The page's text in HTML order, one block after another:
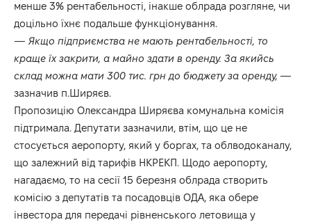
менше 3% рентабельності, інакше облрада розгляне, чи
доцільно їхнє подальше функціонування.
— Якщо підприємства не мають рентабельності, то
краще їх закрити, а майно здати в оренду. За якийсь
склад можна мати 300 тис. грн до бюджету за оренду, —
зазначив п.Ширяєв.
Пропозицію Олександра Ширяєва комунальна комісія
підтримала. Депутати зазначили, втім, що це не
стосується аеропорту, який у боргах, та облводоканалу,
що залежний від тарифів НКРЕКП. Щодо аеропорту,
нагадаємо, то на сесії 15 березня облрада створить
комісію з депутатів та посадовців ОДА, яка обере
інвестора для передачі рівненського летовища у